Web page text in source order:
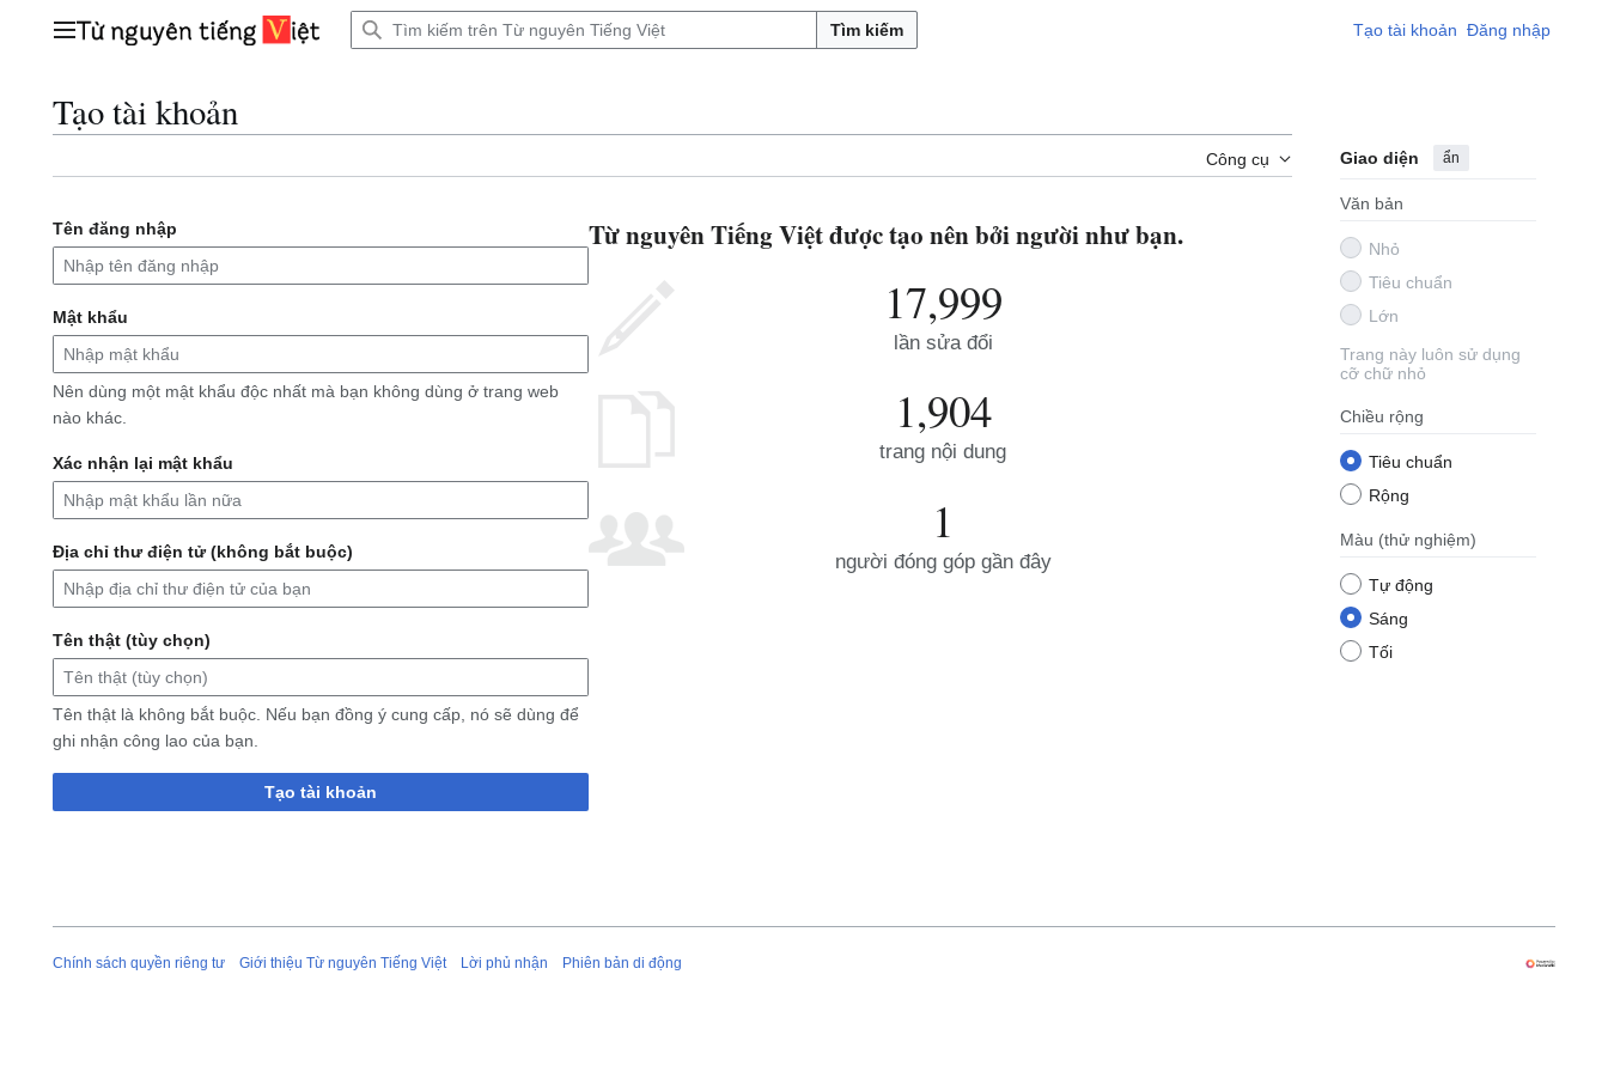
Trình đơn chính Tìm kiếm Tạo tài khoản Đăng nhập
Tạo tài khoản
Công cụ Giao diện ẩn
Văn bản
Nhỏ
Tiêu chuẩn
Lớn
Trang này luôn sử dụng
cỡ chữ nhỏ
Chiều rộng
Tiêu chuẩn
Rộng
Màu (thử nghiệm)
Tự động
Sáng
Tối
Tên đăng nhập
Mật khẩu
Nên dùng một mật khẩu độc nhất mà bạn không dùng ở trang web
nào khác.
Xác nhận lại mật khẩu
Địa chỉ thư điện tử (không bắt buộc)
Tên thật (tùy chọn)
Tên thật là không bắt buộc. Nếu bạn đồng ý cung cấp, nó sẽ dùng để
ghi nhận công lao của bạn.
Tạo tài khoản
Từ nguyên Tiếng Việt được tạo nên bởi người như bạn.
17,999
lần sửa đổi
1,904
trang nội dung
1
người đóng góp gần đây
Chính sách quyền riêng tư Giới thiệu Từ nguyên Tiếng Việt Lời phủ nhận Phiên bản di động